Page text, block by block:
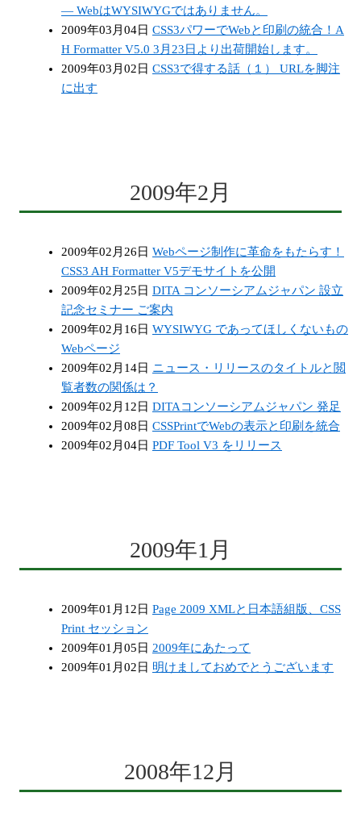
— WebはWYSIWYGではありません。
2009年03月04日 CSS3パワーでWebと印刷の統合！A
H Formatter V5.0 3月23日より出荷開始します。
2009年03月02日 CSS3で得する話（１） URLを脚注
に出す
2009年2月
2009年02月26日 Webページ制作に革命をもたらす！
CSS3 AH Formatter V5デモサイトを公開
2009年02月25日 DITA コンソーシアムジャパン 設立
記念セミナー ご案内
2009年02月16日 WYSIWYG であってほしくないもの
Webページ
2009年02月14日 ニュース・リリースのタイトルと閲
覧者数の関係は？
2009年02月12日 DITAコンソーシアムジャパン 発足
2009年02月08日 CSSPrintでWebの表示と印刷を統合
2009年02月04日 PDF Tool V3 をリリース
2009年1月
2009年01月12日 Page 2009 XMLと日本語組版、CSS
Print セッション
2009年01月05日 2009年にあたって
2009年01月02日 明けましておめでとうございます
2008年12月